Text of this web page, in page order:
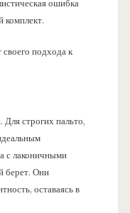
ошибка
комплект.
подхода к
Для строгих пальто,
с лаконичными
берет. Они
оставаясь в